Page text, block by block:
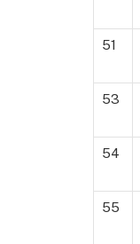
51
53
54
55